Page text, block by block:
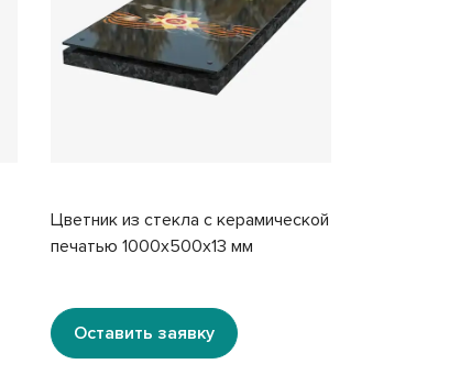
Цветник из стекла с керамической
печатью 1000x500x13 мм
Оставить заявку